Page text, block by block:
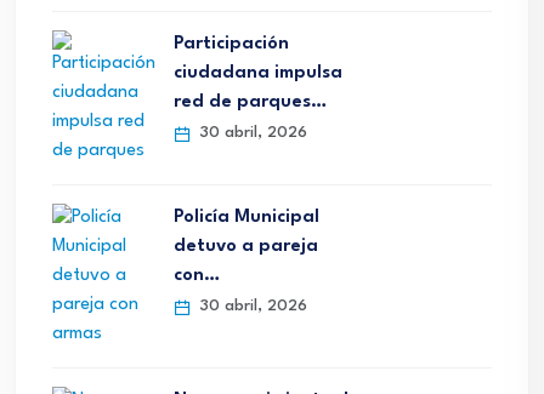
Participación
ciudadana impulsa
red de parques…
30 abril, 2026
Policía Municipal
detuvo a pareja
con…
30 abril, 2026